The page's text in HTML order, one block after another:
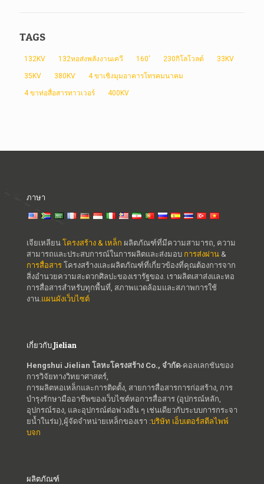
TAGS
132KV 132หอส่งพลังงานเควี 160' 230กิโลโวลต์ 33KV
35KV 380KV 4 ขาเชิงมุมอาคารโทรคมนาคม
4 ขาท่อสื่อสารทาวเวอร์ 400KV
ภาษา
เจียเหลียน โครงสร้าง & เหล็ก ผลิตภัณฑ์ที่มีความสามารถ, ความ
สามารถและประสบการณ์ในการผลิตและส่งมอบ การส่งผ่าน &
การสื่อสาร โครงสร้างและผลิตภัณฑ์ที่เกี่ยวข้องที่คุณต้องการจาก
สิ่งอำนวยความสะดวกศิลปะของเรารัฐของ. เราผลิตเสาส่งและหอ
การสื่อสารสำหรับทุกพื้นที่, สภาพแวดล้อมและสภาพการใช้
งาน. แผนผังเว็บไซต์
เกี่ยวกับ Jielian
Hengshui Jielian โลหะโครงสร้าง Co., จำกัด-คอลเลกชันของ
การวิจัยทางวิทยาศาสตร์,
การผลิตหอเหล็กและการติดตั้ง, สายการสื่อสารการก่อสร้าง, การ
บำรุงรักษามืออาชีพของเว็บไซต์หอการสื่อสาร (อุปกรณ์หลัก,
อุปกรณ์รอง, และอุปกรณ์ต่อพ่วงอื่น ๆ เช่นเดียวกับระบบการกระจา
ยน้ำในร่ม),ผู้จัดจำหน่ายเหล็กของเรา :บริษัท เอ็บเตอร์สตีลไพพ์
บจก
ผลิตภัณฑ์